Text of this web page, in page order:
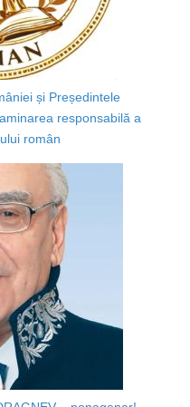
și Președintele
responsabilă a
român